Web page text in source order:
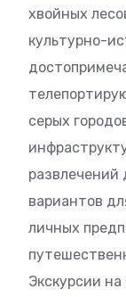
хвойных
культурно-
серых
развлечений
вариантов
личных
Экскурсии